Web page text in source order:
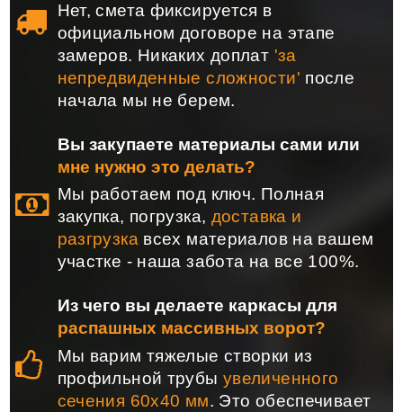
Нет, смета фиксируется в
официальном договоре на этапе
замеров. Никаких доплат 'за
непредвиденные сложности' после
начала мы не берем.
Вы закупаете материалы сами или
мне нужно это делать?
Мы работаем под ключ. Полная
закупка, погрузка, доставка и
разгрузкавсех материалов на вашем
участке - наша забота на все 100%.
Из чего вы делаете каркасы для
распашных массивных ворот?
Мы варим тяжелые створки из
профильной трубы увеличенного
сечения 60х40 мм. Это обеспечивает